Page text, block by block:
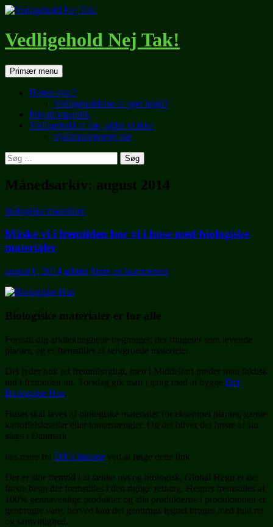
Hop
indhold
Vedligehold Nej Tak!
SøgPrimær menu
Hegns syn.?
Vedligeholdelse af eget hegn?
Privatlivspolitik
Vedligehold af træ, gider vi ikke
trykimprægneret træ
Søg
efter:
Månedsarkiv: august 2014
biologiske materialer
Måske vi i fremtiden bor vi i huse med biologiske
materialer
august 6, 2014 admin Skriv en kommentar
Biologiske materialer er for alle
Forestil dig arkitekttegnede bygninger, der fungerer som levende
planter, og er fremstillet af selvgroede materieler.
Det lyder nok ret fremtidsagtigt, men i Middelfart træder man faktisk
ind i fremtiden nu. Torsdag gik man i gang med at bygge Det
Biologiske Hus.
Huset skal laves af biologiske materialer for eksempel planter, gamle
kartoffelskræller eller tomatstængler. Og det bliver det første af sin
slags i Danmark.
læs mere fra DR’s historie ved at følge dette link
Der er stor fremtid i at tænke nyt og biologisk, Global Hegn er det
første hegn der fremstilles i den rigtige retning. Hegnet fremstilles af
100% gennavenlige produkter og alle produkterne i produktionen er
genbrugte vare, herved kan det genbrugs tegnet bruges med fuld ret
og samvittighed.